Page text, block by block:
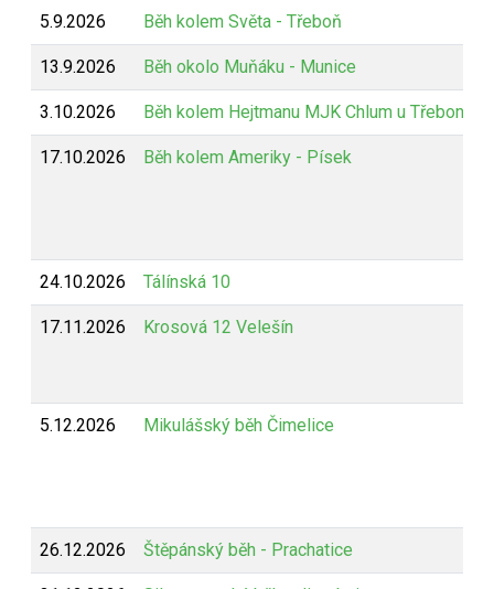
5.9.2026 Běh kolem Světa - Třeboň
13.9.2026 Běh okolo Muňáku - Munice
3.10.2026 Běh kolem Hejtmanu MJK Chlum u Třeboně
17.10.2026 Běh kolem Ameriky - Písek
24.10.2026 Tálínská 10
17.11.2026 Krosová 12 Velešín
5.12.2026 Mikulášský běh Čimelice
26.12.2026 Štěpánský běh - Prachatice